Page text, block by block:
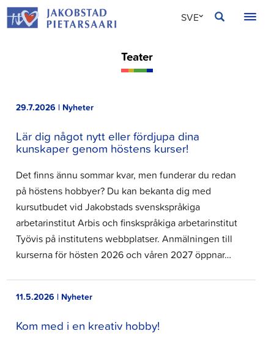
Hoppa
till
SVE
Teater
29.7.2026 | Nyheter
Lär dig något nytt eller fördjupa dina
kunskaper genom höstens kurser!
Det finns ännu sommar kvar, men funderar du redan
på höstens hobbyer? Du kan bekanta dig med
kursutbudet vid Jakobstads svenskspråkiga
arbetarinstitut Arbis och finskspråkiga arbetarinstitut
Työvis på institutens webbplatser. Anmälningen till
kurserna för hösten 2026 och våren 2027 öppnar…
11.5.2026 | Nyheter
Kom med i en kreativ hobby!